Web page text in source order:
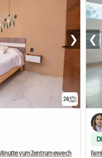
24
❯
vum Zentrum ewech
❮